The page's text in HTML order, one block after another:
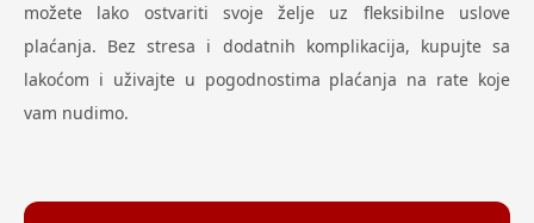
možete lako ostvariti svoje želje uz fleksibilne uslove
plaćanja. Bez stresa i dodatnih komplikacija, kupujte sa
lakoćom i uživajte u pogodnostima plaćanja na rate koje
vam nudimo.